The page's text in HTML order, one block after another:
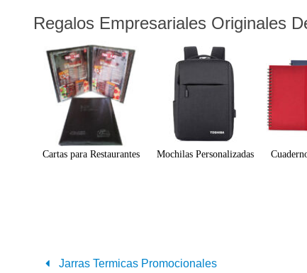
Regalos Empresariales Originales
Cartas para Restaurantes Mochilas Personalizadas
Jarras Termicas Promocionales